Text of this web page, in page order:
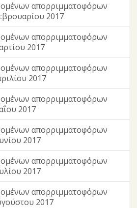
απορριμματοφόρων
2017
απορριμματοφόρων
2017
απορριμματοφόρων
2017
απορριμματοφόρων
2017
απορριμματοφόρων
2017
απορριμματοφόρων
2017
απορριμματοφόρων
2017